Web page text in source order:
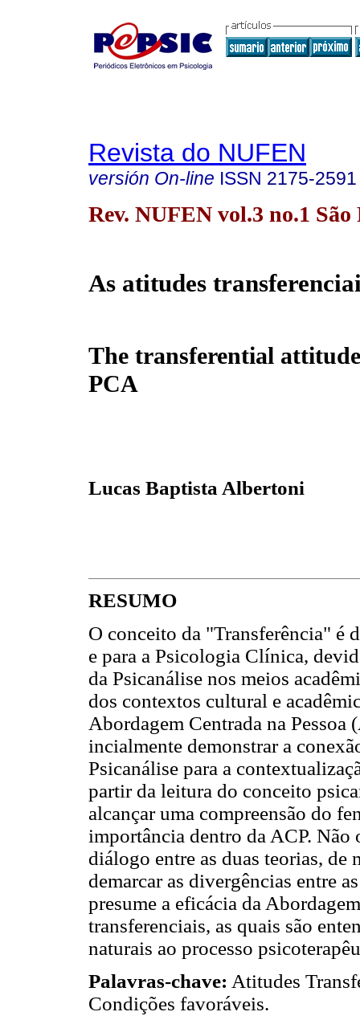
Revista do NUFEN
versión On-line ISSN 2175-2591
Rev. NUFEN vol.3 no.1
As atitudes
The transferential
PCA
Lucas Baptista Albertoni
RESUMO
O conceito da "Transferência" é
e para a Psicologia Clínica,
da Psicanálise nos meios
dos contextos cultural e
Abordagem Centrada na Pessoa
incialmente demonstrar a
Psicanálise para a
partir da leitura do conceito
alcançar uma compreensão do
importância dentro da ACP. Não
diálogo entre as duas teorias,
demarcar as divergências entre
presume a eficácia da
transferenciais, as quais são
naturais ao processo
Palavras-chave: Atitudes
Condições favoráveis.